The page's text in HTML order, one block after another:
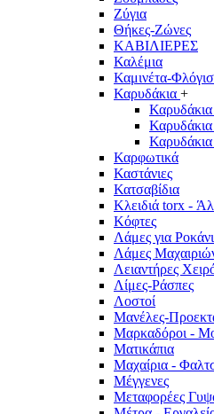
Ζύγια
Θήκες-Ζώνες
ΚΑΒΙΛΙΕΡΕΣ
Καλέμια
Καμινέτα-
Καρυδάκια +
Καρφωτικά
Καστάνιες
Κατσαβίδια
Κλειδιά torx -
Κόφτες
Λάμες για
Λάμες
Λειαντήρες
Λίμες-Ράσπες
Λοστοί
Μανέλες-
Μαρκαδόροι -
Ματικάπια
Μαχαίρια -
Μέγγενες
Μεταφορέες